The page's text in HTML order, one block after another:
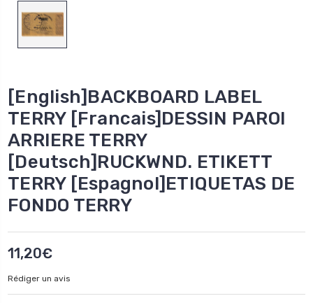
[English]BACKBOARD LABEL
TERRY [Francais]DESSIN PAROI
ARRIERE TERRY
[Deutsch]RUCKWND. ETIKETT
TERRY [Espagnol]ETIQUETAS DE
FONDO TERRY
11,20€
Rédiger un avis